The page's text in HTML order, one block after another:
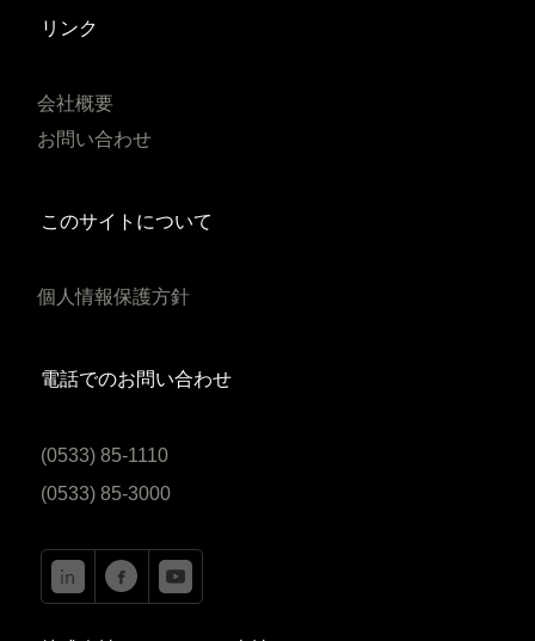
リンク
会社概要
お問い合わせ
このサイトについて
個人情報保護方針
電話でのお問い合わせ
(0533) 85-1110
(0533) 85-3000